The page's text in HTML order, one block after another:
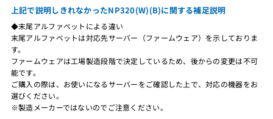
上記で説明しきれなかったNP320(W)(B)に関する補足説明
◆末尾アルファベットによる違い
末尾アルファベットは対応先サーバー（ファームウェア）を示しておりま
す。
ファームウェアは工場製造段階で決定しているため、後からの変更は不可
能です。
ご購入の際は、お使いになるサーバーをご確認した上で、対応の機器をお
選びください。
※製造メーカーではないのでご注意ください。